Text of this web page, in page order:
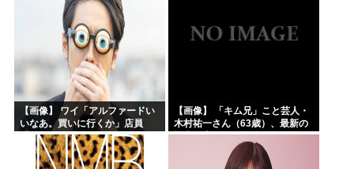
【画像】 ワイ「アルファードい
いなあ。買いに行くか」店員
「ほいっ見積もりな！」ワイ
「金額おかしくね？」←お前ら
もそう思うよな？？？？？
【画像】 「キム兄」こと芸人・
木村祐一さん（63歳）、最新の
松本人志さんとのツーショット
が完全に別人だとネット騒然！
「マジで誰かわからん」...